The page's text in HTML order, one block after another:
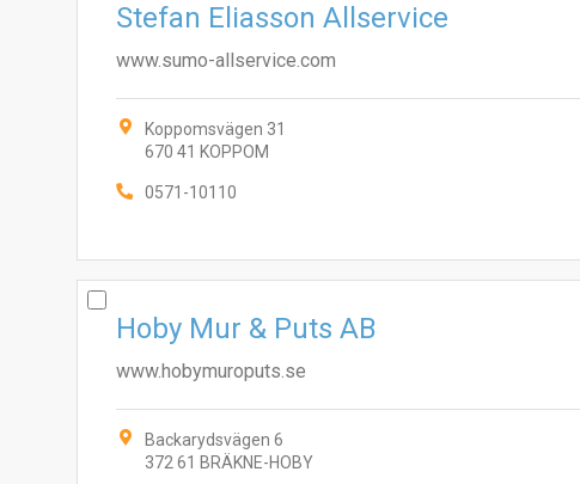
Stefan Eliasson Allservice
www.sumo-allservice.com
Koppomsvägen 31
670 41 KOPPOM
0571-10110
Hoby Mur & Puts AB
www.hobymuroputs.se
Backarydsvägen 6
372 61 BRÄKNE-HOBY